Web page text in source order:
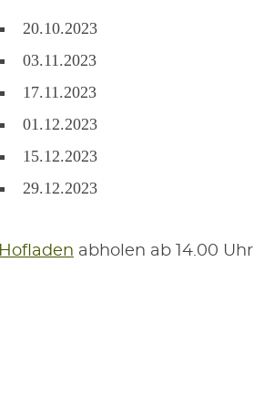
20.10.2023
03.11.2023
17.11.2023
01.12.2023
15.12.2023
29.12.2023
Hof­la­den abho­len ab 14.00 Uhr